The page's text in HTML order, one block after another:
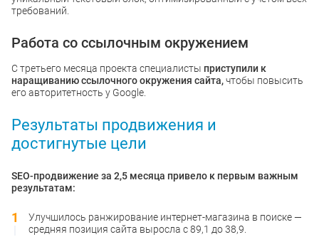
требований.
Работа со ссылочным окружением
С третьего месяца проекта специалисты приступили к
наращиванию ссылочного окружения сайта,чтобы повысить
его авторитетность у Google.
Результаты продвижения и
достигнутые цели
SEO-продвижение за 2,5 месяца привело к первым важным
результатам:
Улучшилось ранжирование интернет-магазина в поиске —
средняя позиция сайта выросла с 89,1 до 38,9.